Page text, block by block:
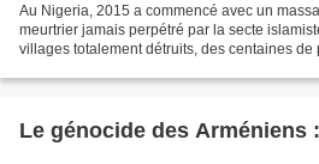
Au Nigeria, 2015 a commencé avec un
meurtrier jamais perpétré par la secte
villages totalement détruits, des centaines
Le génocide des Arméniens